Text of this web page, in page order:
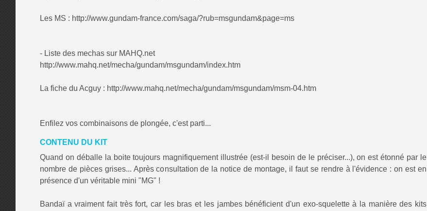
Les MS : http://www.gundam-france.com/saga/?rub=msgundam&page=ms
- Liste des mechas sur MAHQ.net
http://www.mahq.net/mecha/gundam/msgundam/index.htm
La fiche du Acguy : http://www.mahq.net/mecha/gundam/msgundam/msm-04.htm
Enfilez vos combinaisons de plongée, c'est parti...
CONTENU DU KIT
Quand on déballe la boite toujours magnifiquement illustrée (est-il besoin de le préciser...), on est étonné par le
nombre de pièces grises... Après consultation de la notice de montage, il faut se rendre à l'évidence : on est en
présence d'un véritable mini "MG" !
Bandaï a vraiment fait très fort, car les bras et les jambes bénéficient d'un exo-squelette à la manière des kits